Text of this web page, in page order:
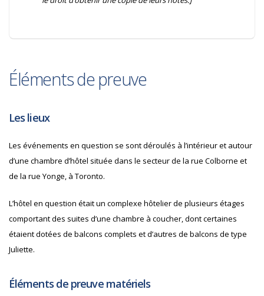
Éléments de preuve
Les lieux
Les événements en question se sont déroulés à l’intérieur et autour
d’une chambre d’hôtel située dans le secteur de la rue Colborne et
de la rue Yonge, à Toronto.
L’hôtel en question était un complexe hôtelier de plusieurs étages
comportant des suites d’une chambre à coucher, dont certaines
étaient dotées de balcons complets et d’autres de balcons de type
Juliette.
Éléments de preuve matériels